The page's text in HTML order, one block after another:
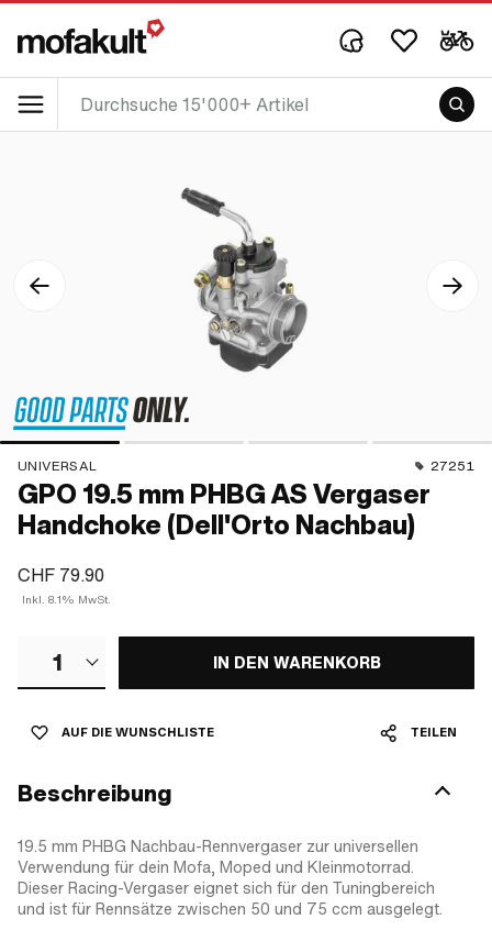
UNIVERSAL 27251
GPO 19.5 mm PHBG AS Vergaser
Handchoke (Dell'Orto Nachbau)
CHF 79.90
Inkl. 8.1% MwSt.
1 IN DEN WARENKORB
AUF DIE WUNSCHLISTE TEILEN
Beschreibung
19.5 mm PHBG Nachbau-Rennvergaser zur universellen
Verwendung für dein Mofa, Moped und Kleinmotorrad.
Dieser Racing-Vergaser eignet sich für den Tuningbereich
und ist für Rennsätze zwischen 50 und 75 ccm ausgelegt.